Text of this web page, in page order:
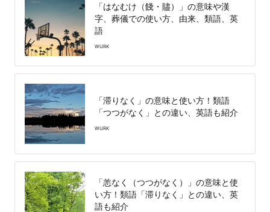
「はなむけ（餞・贐）」の意味や漢
字、葬儀での使い方、由来、類語、英
語
WURK
「滞りなく」の意味と使い方！類語
「つつがなく」との違い、英語も紹介
WURK
「恙なく（つつがなく）」の意味と使
い方！類語「滞りなく」との違い、英
語も紹介